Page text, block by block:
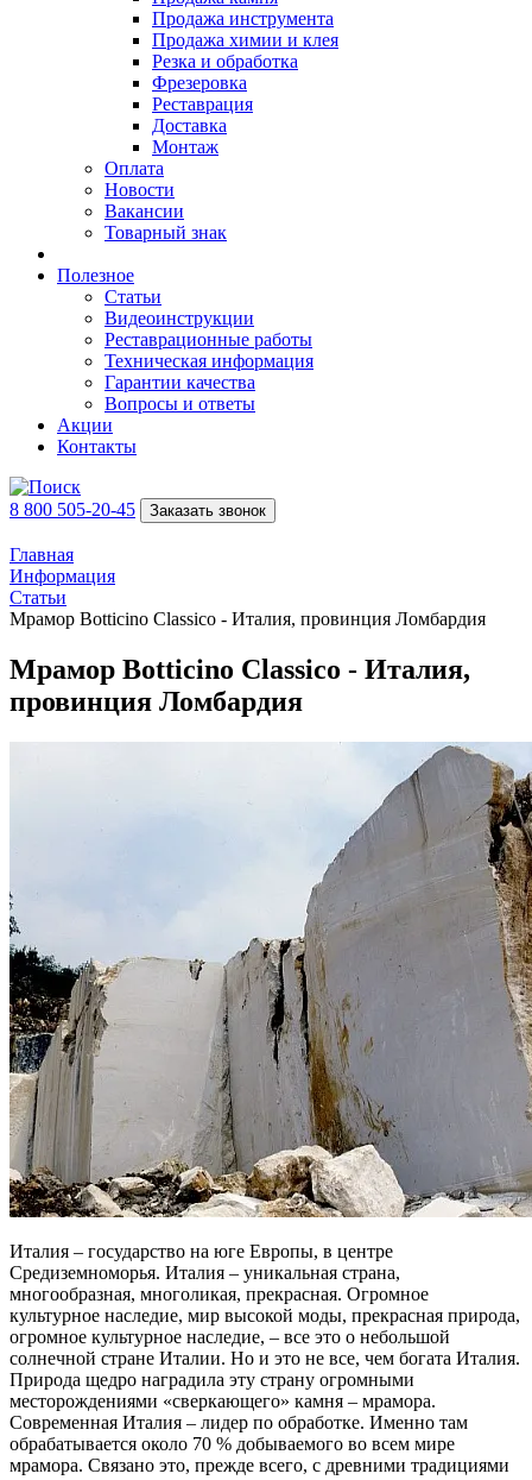
Продажа инструмента
Продажа химии и клея
Резка и обработка
Фрезеровка
Реставрация
Доставка
Монтаж
Оплата
Новости
Вакансии
Товарный знак
Полезное
Статьи
Видеоинструкции
Реставрационные работы
Техническая информация
Гарантии качества
Вопросы и ответы
Акции
Контакты
8 800 505-20-45 Заказать звонок
Главная
Информация
Статьи
Мрамор Botticino Сlassico - Италия, провинция Ломбардия
Мрамор Botticino Сlassico - Италия,
провинция Ломбардия
Италия – государство на юге Европы, в центре
Средиземноморья. Италия – уникальная страна,
многообразная, многоликая, прекрасная. Огромное
культурное наследие, мир высокой моды, прекрасная природа,
огромное культурное наследие, – все это о небольшой
солнечной стране Италии. Но и это не все, чем богата Италия.
Природа щедро наградила эту страну огромными
месторождениями «сверкающего» камня – мрамора.
Современная Италия – лидер по обработке. Именно там
обрабатывается около 70 % добываемого во всем мире
мрамора. Связано это, прежде всего, с древними традициями